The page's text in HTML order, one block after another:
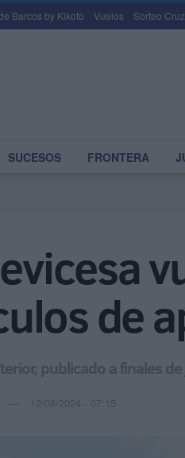
Barcos by Kikoto Vuelos Sorteo
SUCESOS FRONTERA
de
publicado a finales
12/08/2024 - 07:15